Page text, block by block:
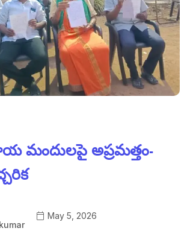
మందులపై అప్రమత్తం-
May 5, 2026